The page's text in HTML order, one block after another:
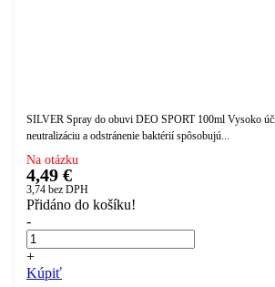
SILVER Spray do obuvi DEO SPORT 100ml Vysoko
neutralizáciu a odstránenie baktérií spôsobujú...
Na otázku
4,49 €
3,74 bez DPH
Přidáno do košíku!
-
+
Kúpiť